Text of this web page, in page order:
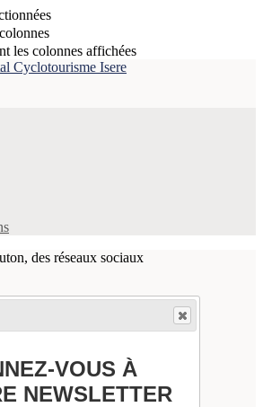
les colonnes affichées
des réseaux sociaux
VOUS À
NEWSLETTER